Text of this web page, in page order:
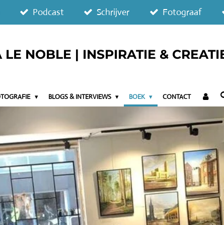
Podcast Schrijver Fotograaf
LE NOBLE | INSPIRATIE &
BLOGS & INTERVIEWS BOEK CONTACT